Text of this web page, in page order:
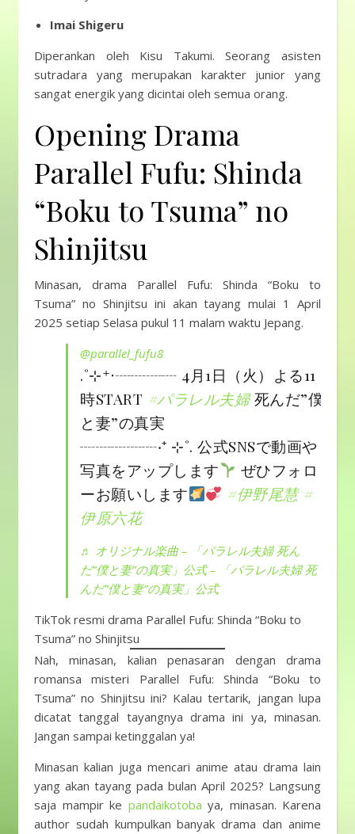
Imai Shigeru
Diperankan oleh Kisu Takumi. Seorang asisten
sutradara yang merupakan karakter junior yang
sangat energik yang dicintai oleh semua orang.
Opening Drama
Parallel Fufu: Shinda
“Boku to Tsuma” no
Shinjitsu
Minasan, drama Parallel Fufu: Shinda “Boku to
Tsuma” no Shinjitsu ini akan tayang mulai 1 April
2025 setiap Selasa pukul 11 malam waktu Jepang.
@parallel_fufu8
.˚⊹⁺‧┈┈┈┈ 4月1日（火）よる11
時START #パラレル夫婦死んだ”僕
と妻”の真実
┈┈┈┈┈‧⁺ ⊹˚. 公式SNSで動画や
写真をアップします
ぜひフォロ
ーお願いします
#伊野尾慧 #
伊原六花
♬ オリジナル楽曲 – 「パラレル夫婦 死ん
だ”僕と妻”の真実」公式 – 「パラレル夫婦 死
んだ”僕と妻”の真実」公式
TikTok resmi drama Parallel Fufu: Shinda “Boku to
Tsuma” no Shinjitsu
Nah, minasan, kalian penasaran dengan drama
romansa misteri Parallel Fufu: Shinda “Boku to
Tsuma” no Shinjitsu ini? Kalau tertarik, jangan lupa
dicatat tanggal tayangnya drama ini ya, minasan.
Jangan sampai ketinggalan ya!
Minasan kalian juga mencari anime atau drama lain
yang akan tayang pada bulan April 2025? Langsung
saja mampir ke pandaikotoba ya, minasan. Karena
author sudah kumpulkan banyak drama dan anime